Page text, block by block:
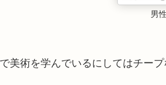
男
美術を学んでいるにしてはチープ